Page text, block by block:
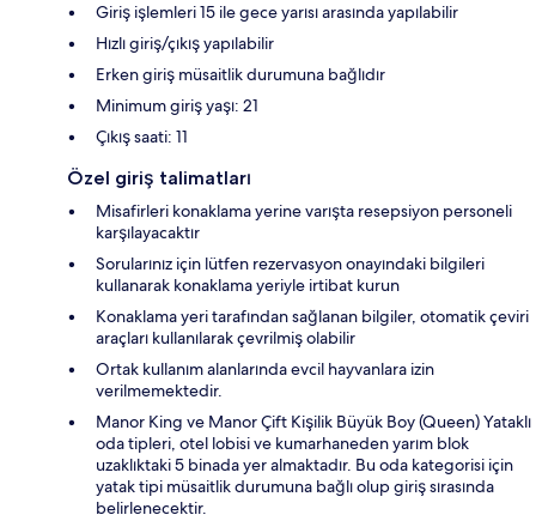
Giriş işlemleri 15 ile gece yarısı arasında yapılabilir
Hızlı giriş/çıkış yapılabilir
Erken giriş müsaitlik durumuna bağlıdır
Minimum giriş yaşı: 21
Çıkış saati: 11
Özel giriş talimatları
Misafirleri konaklama yerine varışta resepsiyon personeli
karşılayacaktır
Sorularınız için lütfen rezervasyon onayındaki bilgileri
kullanarak konaklama yeriyle irtibat kurun
Konaklama yeri tarafından sağlanan bilgiler, otomatik çeviri
araçları kullanılarak çevrilmiş olabilir
Ortak kullanım alanlarında evcil hayvanlara izin
verilmemektedir.
Manor King ve Manor Çift Kişilik Büyük Boy (Queen) Yataklı
oda tipleri, otel lobisi ve kumarhaneden yarım blok
uzaklıktaki 5 binada yer almaktadır. Bu oda kategorisi için
yatak tipi müsaitlik durumuna bağlı olup giriş sırasında
belirlenecektir.